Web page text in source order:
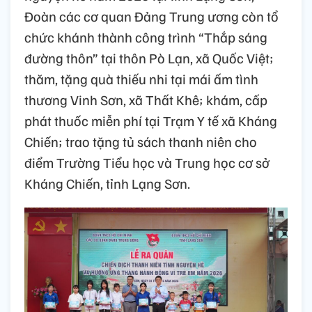
Đoàn các cơ quan Đảng Trung ương còn tổ
chức khánh thành công trình “Thắp sáng
đường thôn” tại thôn Pò Lạn, xã Quốc Việt;
thăm, tặng quà thiếu nhi tại mái ấm tình
thương Vinh Sơn, xã Thất Khê; khám, cấp
phát thuốc miễn phí tại Trạm Y tế xã Kháng
Chiến; trao tặng tủ sách thanh niên cho
điểm Trường Tiểu học và Trung học cơ sở
Kháng Chiến, tỉnh Lạng Sơn.